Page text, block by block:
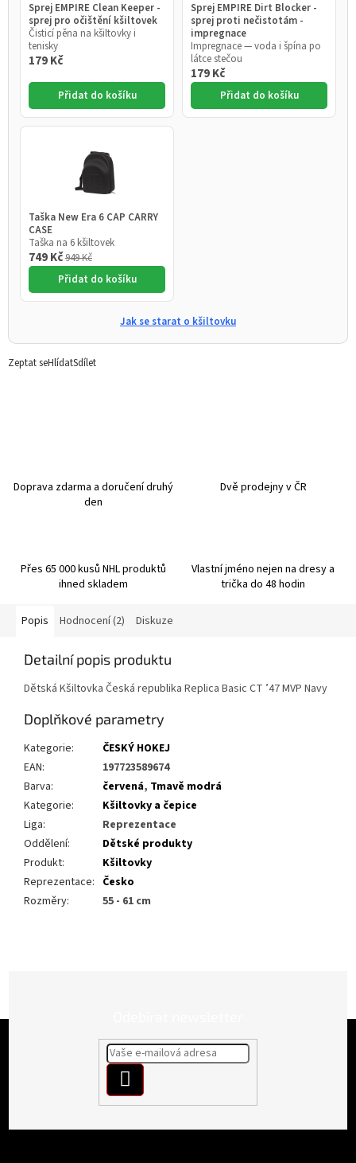
Sprej EMPIRE Clean Keeper -
sprej pro očištění kšiltovek
Čisticí pěna na kšiltovky i
tenisky
179 Kč
Přidat do košíku
Sprej EMPIRE Dirt Blocker -
sprej proti nečistotám -
impregnace
Impregnace — voda i špína po
látce stečou
179 Kč
Přidat do košíku
Taška New Era 6 CAP CARRY
CASE
Taška na 6 kšiltovek
749 Kč949 Kč
Přidat do košíku
Jak se starat o kšiltovku
Zeptat seHlídatSdílet
Doprava zdarma a doručení druhý
den
Dvě prodejny v ČR
Přes 65 000 kusů NHL produktů
ihned skladem
Vlastní jméno nejen na dresy a
trička do 48 hodin
Popis Hodnocení (2) Diskuze
Detailní popis produktu
Dětská Kšiltovka Česká republika Replica Basic CT ’47 MVP Navy
Doplňkové parametry
Kategorie:
ČESKÝ HOKEJ
EAN:
197723589674
Barva: červená, Tmavě modrá
Kategorie:
Kšiltovky a čepice
Liga:
Reprezentace
Oddělení:
Dětské produkty
Produkt:
Kšiltovky
Reprezentace: Česko
Rozměry: 55 - 61 cm
SE